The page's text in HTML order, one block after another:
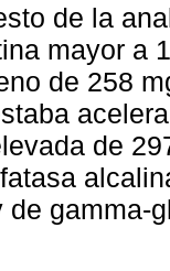
de la
mayor a
de 258
de
de gamma-